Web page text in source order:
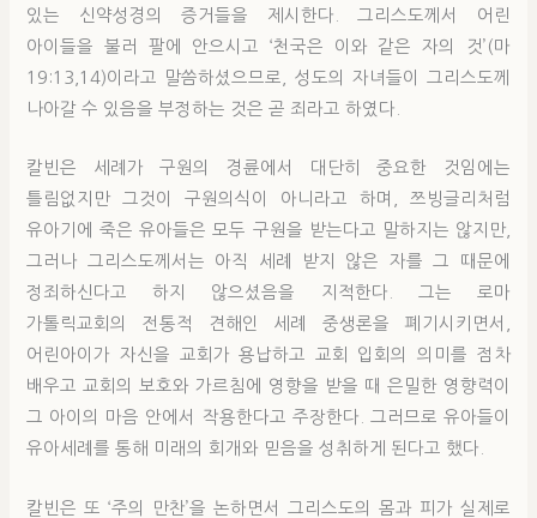
있는 신약성경의 증거들을 제시한다. 그리스도께서 어린
아이들을 불러 팔에 안으시고 ‘천국은 이와 같은 자의 것’(마
19:13,14)이라고 말씀하셨으므로, 성도의 자녀들이 그리스도께
나아갈 수 있음을 부정하는 것은 곧 죄라고 하였다.
칼빈은 세례가 구원의 경륜에서 대단히 중요한 것임에는
틀림없지만 그것이 구원의식이 아니라고 하며, 쯔빙글리처럼
유아기에 죽은 유아들은 모두 구원을 받는다고 말하지는 않지만,
그러나 그리스도께서는 아직 세례 받지 않은 자를 그 때문에
정죄하신다고 하지 않으셨음을 지적한다. 그는 로마
가톨릭교회의 전통적 견해인 세례 중생론을 폐기시키면서,
어린아이가 자신을 교회가 용납하고 교회 입회의 의미를 점차
배우고 교회의 보호와 가르침에 영향을 받을 때 은밀한 영향력이
그 아이의 마음 안에서 작용한다고 주장한다. 그러므로 유아들이
유아세례를 통해 미래의 회개와 믿음을 성취하게 된다고 했다.
칼빈은 또 ‘주의 만찬’을 논하면서 그리스도의 몸과 피가 실제로